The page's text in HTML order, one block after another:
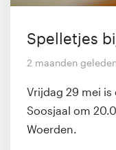
Spelletjes
2 maanden
Vrijdag 29 mei
Soosjaal om
Woerden.